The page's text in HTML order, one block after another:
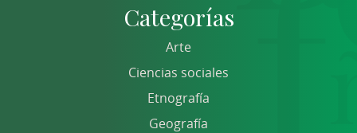
Categorías
Arte
Ciencias sociales
Etnografía
Geografía